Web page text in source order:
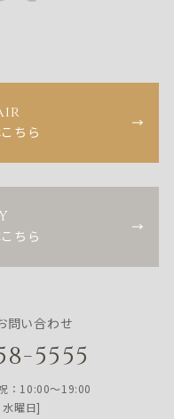
ちら
ちら
問い合わせ
5555
：10:00〜19:00
曜日]